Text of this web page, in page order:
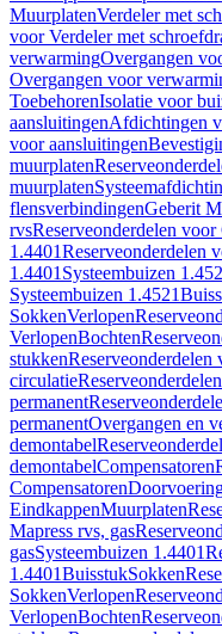
MuurplatenVerdeler met
voor Verdeler met
verwarmingOvergangen
Overgangen voor
ToebehorenIsolatie voor
aansluitingenAfdichtingen
voor aansluitingen
muurplaten
muurplaten
flensverbindingenGeberit
rvsReserveonderdelen
1.4401Reserveonderdelen
1.4401 Systeembuizen
Systeembuizen 1.4521
SokkenVerlopen
VerlopenBochten
stukkenReserveonderdelen
circulatie
permanent
permanentOvergangen en
demontabel
demontabelCompensatoren
Compensatoren
EindkappenMuurplaten
Mapress rvs, gas
gasSysteembuizen 1.4401
1.4401BuisstukSokken
SokkenVerlopen
VerlopenBochten